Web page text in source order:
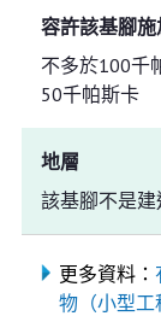
容許該基腳
不多於100千
50千帕斯卡
地層
該基腳不是
更多資料：
物（小型